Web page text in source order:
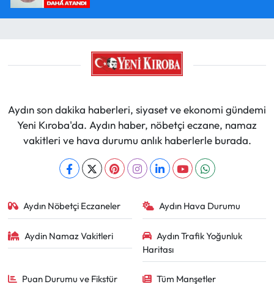
Aydın son dakika haberleri, siyaset ve ekonomi gündemi
Yeni Kıroba'da. Aydın haber, nöbetçi eczane, namaz
vakitleri ve hava durumu anlık haberlerle burada.
Aydın Nöbetçi Eczaneler Aydın Hava Durumu
Aydin Namaz Vakitleri
Aydın Trafik Yoğunluk
Haritası
Puan Durumu ve Fikstür Tüm Manşetler